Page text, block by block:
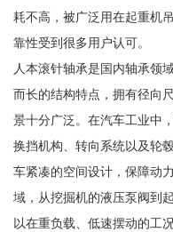
耗不高，被广泛用在起重机
靠性受到很多用户认可。
人本滚针轴承是国内轴承领
而长的结构特点，拥有径向
景十分广泛。在汽车工业中
换挡机构、转向系统以及轮
车紧凑的空间设计，保障动
域，从挖掘机的液压泵阀到
以在重负载、低速摆动的工